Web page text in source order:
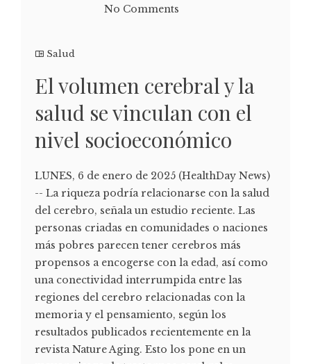
No Comments
Salud
El volumen cerebral y la
salud se vinculan con el
nivel socioeconómico
LUNES, 6 de enero de 2025 (HealthDay News)
-- La riqueza podría relacionarse con la salud
del cerebro, señala un estudio reciente. Las
personas criadas en comunidades o naciones
más pobres parecen tener cerebros más
propensos a encogerse con la edad, así como
una conectividad interrumpida entre las
regiones del cerebro relacionadas con la
memoria y el pensamiento, según los
resultados publicados recientemente en la
revista Nature Aging. Esto los pone en un